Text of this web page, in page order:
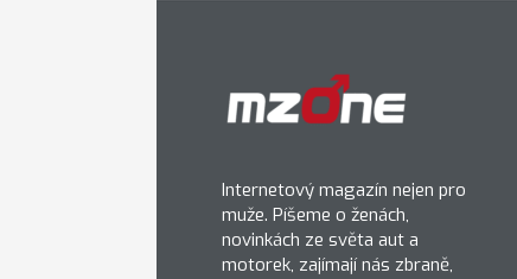
Internetový magazín nejen pro
muže. Píšeme o ženách,
novinkách ze světa aut a
motorek, zajímají nás zbraně,